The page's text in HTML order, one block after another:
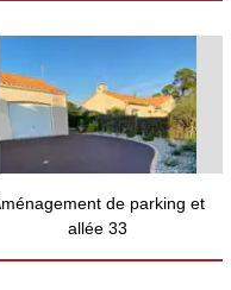
de parking et
allée 33